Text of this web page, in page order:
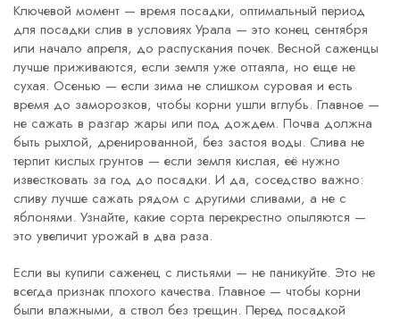
Ключевой момент — время посадки, оптимальный период
для посадки слив в условиях Урала — это конец сентября
или начало апреля, до распускания почек. Весной саженцы
лучше приживаются, если земля уже оттаяла, но еще не
сухая. Осенью — если зима не слишком суровая и есть
время до заморозков, чтобы корни ушли вглубь. Главное —
не сажать в разгар жары или под дождем. Почва должна
быть рыхлой, дренированной, без застоя воды. Слива не
терпит кислых грунтов — если земля кислая, её нужно
известковать за год до посадки. И да, соседство важно:
сливу лучше сажать рядом с другими сливами, а не с
яблонями. Узнайте, какие сорта перекрестно опыляются —
это увеличит урожай в два раза.
Если вы купили саженец с листьями — не паникуйте. Это не
всегда признак плохого качества. Главное — чтобы корни
были влажными, а ствол без трещин. Перед посадкой